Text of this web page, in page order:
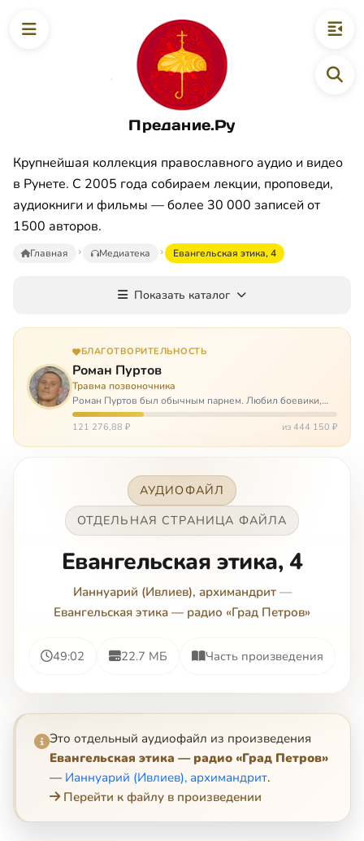
Предание.Ру
Крупнейшая коллекция православного аудио и видео
в Рунете. С 2005 года собираем лекции, проповеди,
аудиокниги и фильмы — более 30 000 записей от
1500 авторов.
Главная Медиатека Евангельская этика, 4
Показать каталог
БЛАГОТВОРИТЕЛЬНОСТЬ
Роман Пуртов
Травма позвоночника
Роман Пуртов был обычным парнем. Любил боевики,
хорошие автомобили, был не дурак поиграть в комп,
любил жену и обожал дочь. А потом, будучи
121 276,88 ₽ из 444 150 ₽
АУДИОФАЙЛ
ОТДЕЛЬНАЯ СТРАНИЦА ФАЙЛА
Евангельская этика, 4
Ианнуарий (Ивлиев), архимандрит—
Евангельская этика — радио «Град Петров»
49:02 22.7 МБ Часть произведения
Это отдельный аудиофайл из произведения
Евангельская этика — радио «Град Петров»
— Ианнуарий (Ивлиев), архимандрит.
Перейти к файлу в произведении